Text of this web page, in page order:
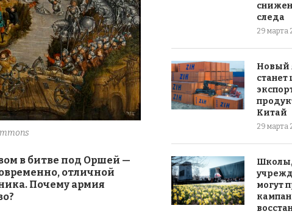
в битве под Оршей —
отличной
Почему армия
следа
29 марта
Новый
Китай
29 марта
могут